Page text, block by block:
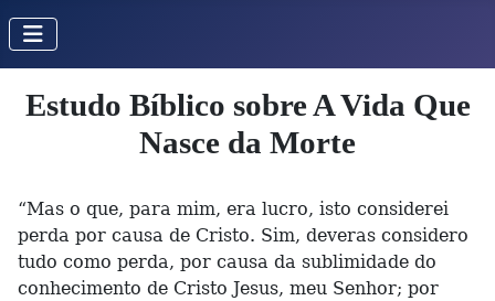
Estudo Bíblico sobre A Vida Que
Nasce da Morte
“Mas o que, para mim, era lucro, isto considerei
perda por causa de Cristo. Sim, deveras considero
tudo como perda, por causa da sublimidade do
conhecimento de Cristo Jesus, meu Senhor; por